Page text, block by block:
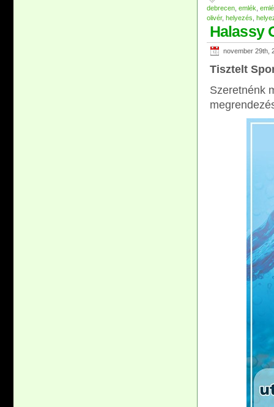
debrecen emlék
olivér, helyezés
Halassy
november 29th,
Tisztelt
Szeretnénk